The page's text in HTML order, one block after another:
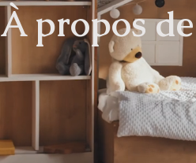
À propos